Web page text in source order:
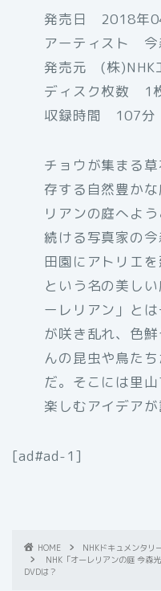
発売日 2018年
アーティスト 今
発売元 (株)NHK
ディスク枚数 1
収録時間 107分
チョウが集まる
存する自然豊か
リアンの庭へよ
続ける写真家の
田園にアトリエ
という名の美し
ーレリアン」と
が咲き乱れ、色
んの昆虫や鳥た
だ。そこには里
楽しむアイデアが
[ad#ad-1]
HOME
NHKドキュメンタリ
NHK「オーレリアンの庭 今森
DVDは？